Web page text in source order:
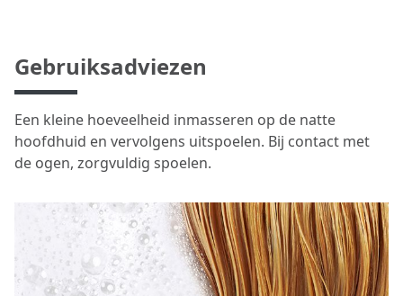
Gebruiksadviezen
Een kleine hoeveelheid inmasseren op de natte
hoofdhuid en vervolgens uitspoelen. Bij contact met
de ogen, zorgvuldig spoelen.